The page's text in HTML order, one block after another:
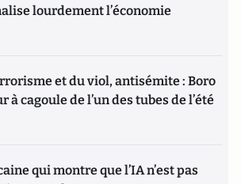
lourdement l’économie
et du viol, antisémite : Boro
à cagoule de l’un des tubes de l’été
qui montre que l’IA n’est pas